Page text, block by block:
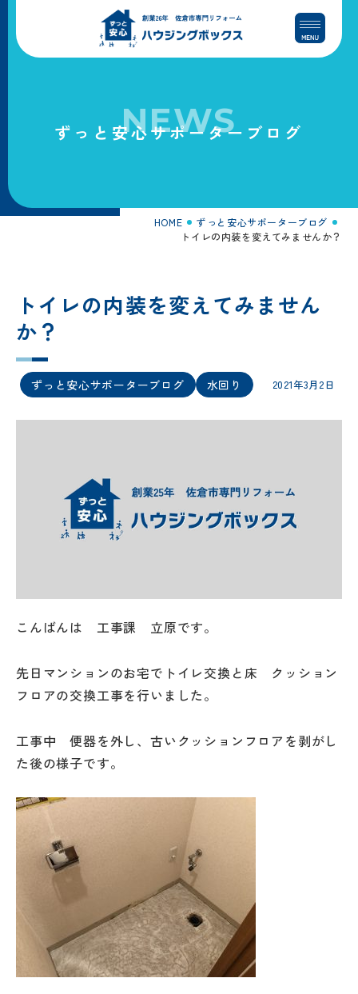
プ
動
ずっと安心サポーターブログ
NEWS
HOME
ずっと安心サポーターブログ
トイレの内装を変えてみませんか？
トイレの内装を変えてみません
か？
ずっと安心サポーターブログ 水回り 2021年3月2日
こんばんは 工事課 立原です。
先日マンションのお宅でトイレ交換と床 クッション
フロアの交換工事を行いました。
工事中 便器を外し、古いクッションフロアを剥がし
た後の様子です。